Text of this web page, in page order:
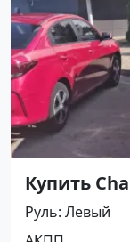
Купить
(2000/233
Руль Левый